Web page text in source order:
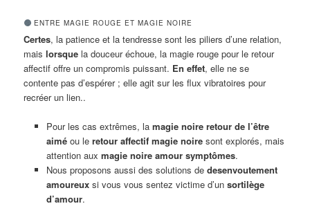
ENTRE MAGIE ROUGE ET MAGIE NOIRE
Certes, la patience et la tendresse sont les piliers d’une relation,
maislorsque la douceur échoue, la magie rouge pour le retour
affectif offre un compromis puissant. En effet, elle ne se
contente pas d’espérer ; elle agit sur les flux vibratoires pour
recréer un lien..
Pour les cas extrêmes, la magie noire retour de l’être
aiméou le retour affectif magie noiresont explorés, mais
attention aux magie noire amour symptômes.
Nous proposons aussi des solutions de desenvoutement
amoureuxsi vous vous sentez victime d’un sortilège
d’amour.